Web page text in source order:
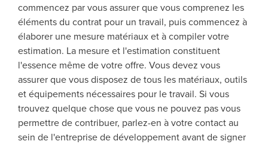
commencez par vous assurer que vous comprenez les
éléments du contrat pour un travail, puis commencez à
élaborer une mesure matériaux et à compiler votre
estimation. La mesure et l'estimation constituent
l'essence même de votre offre. Vous devez vous
assurer que vous disposez de tous les matériaux, outils
et équipements nécessaires pour le travail. Si vous
trouvez quelque chose que vous ne pouvez pas vous
permettre de contribuer, parlez-en à votre contact au
sein de l'entreprise de développement avant de signer